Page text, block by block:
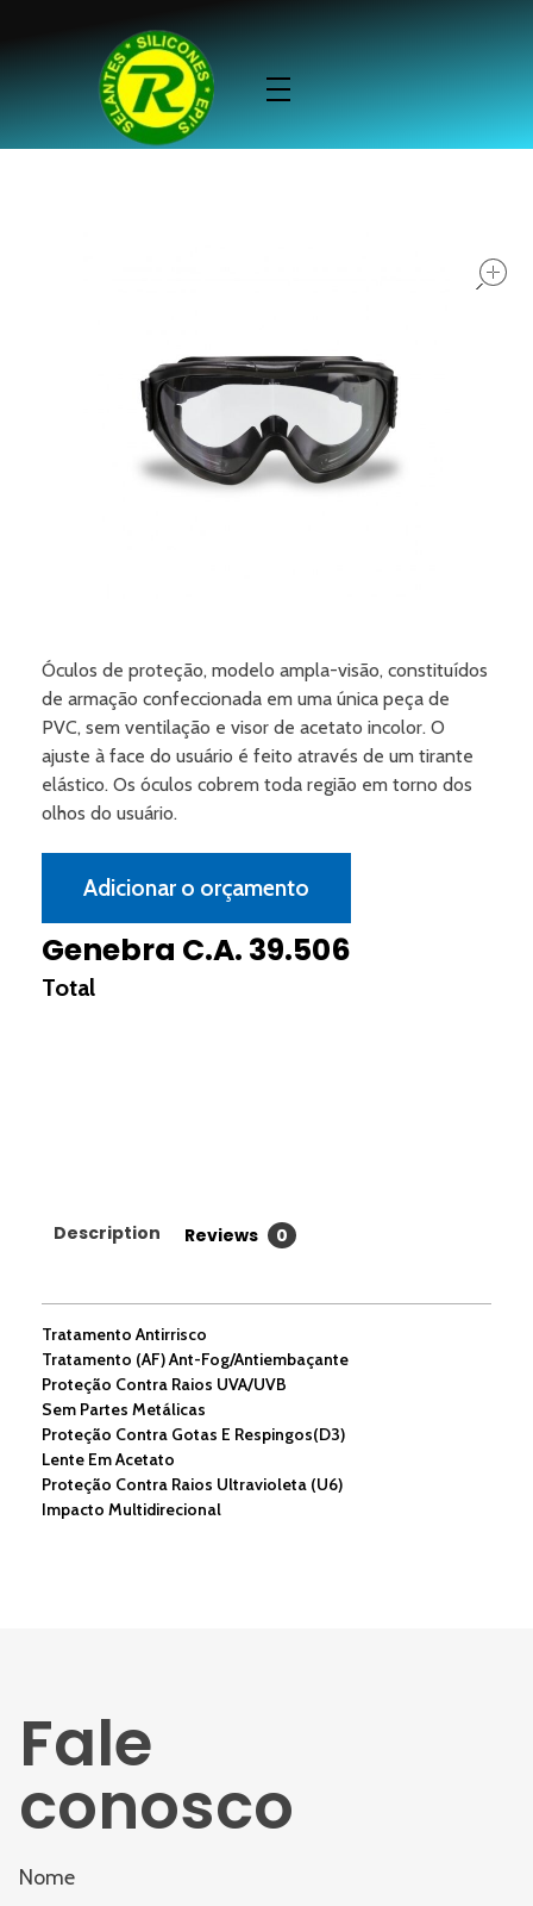
Genebra C.A. 39.506
Óculos de proteção, modelo ampla-visão, constituídos
de armação confeccionada em uma única peça de
PVC, sem ventilação e visor de acetato incolor. O
ajuste à face do usuário é feito através de um tirante
elástico. Os óculos cobrem toda região em torno dos
olhos do usuário.
Adicionar o orçamento
Description Reviews 0
Tratamento Antirrisco
Tratamento (AF) Ant-Fog/Antiembaçante
Proteção Contra Raios UVA/UVB
Sem Partes Metálicas
Proteção Contra Gotas E Respingos(D3)
Lente Em Acetato
Proteção Contra Raios Ultravioleta (U6)
Impacto Multidirecional
Fale
conosco
Nome